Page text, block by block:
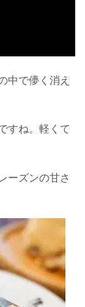
中で儚く消え
すね。軽くて
ーズンの甘さ